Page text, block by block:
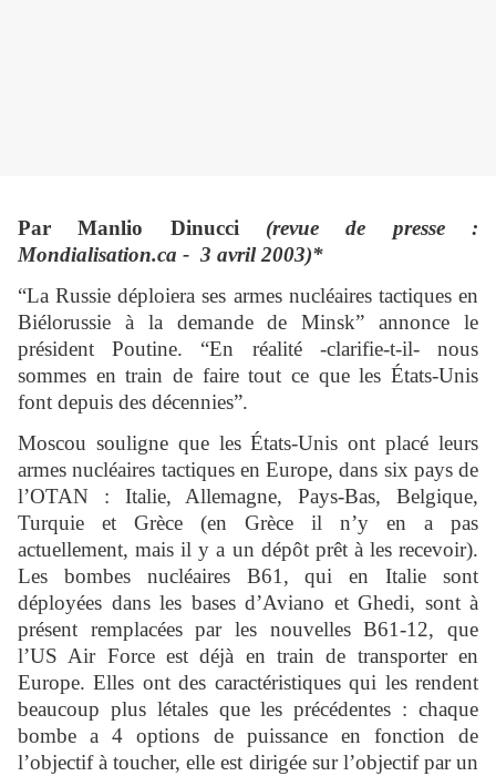
Par Manlio Dinucci (revue de presse :
Mondialisation.ca - 3 avril 2003)*
“La Russie déploiera ses armes nucléaires tactiques en
Biélorussie à la demande de Minsk” annonce le
président Poutine. “En réalité -clarifie-t-il- nous
sommes en train de faire tout ce que les États-Unis
font depuis des décennies”.
Moscou souligne que les États-Unis ont placé leurs
armes nucléaires tactiques en Europe, dans six pays de
l’OTAN : Italie, Allemagne, Pays-Bas, Belgique,
Turquie et Grèce (en Grèce il n’y en a pas
actuellement, mais il y a un dépôt prêt à les recevoir).
Les bombes nucléaires B61, qui en Italie sont
déployées dans les bases d’Aviano et Ghedi, sont à
présent remplacées par les nouvelles B61-12, que
l’US Air Force est déjà en train de transporter en
Europe. Elles ont des caractéristiques qui les rendent
beaucoup plus létales que les précédentes : chaque
bombe a 4 options de puissance en fonction de
l’objectif à toucher, elle est dirigée sur l’objectif par un